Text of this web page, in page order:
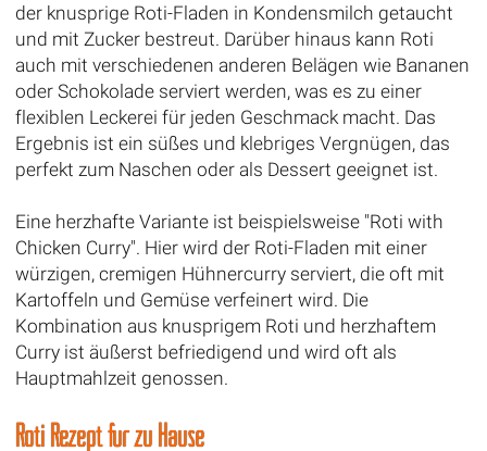
der knusprige Roti-Fladen in Kondensmilch getaucht
und mit Zucker bestreut. Darüber hinaus kann Roti
auch mit verschiedenen anderen Belägen wie Bananen
oder Schokolade serviert werden, was es zu einer
flexiblen Leckerei für jeden Geschmack macht. Das
Ergebnis ist ein süßes und klebriges Vergnügen, das
perfekt zum Naschen oder als Dessert geeignet ist.
Eine herzhafte Variante ist beispielsweise "Roti with
Chicken Curry". Hier wird der Roti-Fladen mit einer
würzigen, cremigen Hühnercurry serviert, die oft mit
Kartoffeln und Gemüse verfeinert wird. Die
Kombination aus knusprigem Roti und herzhaftem
Curry ist äußerst befriedigend und wird oft als
Hauptmahlzeit genossen.
Roti Rezept für zu Hause